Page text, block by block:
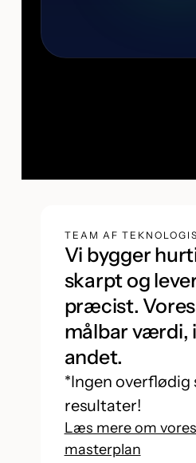
TEAM AF
Vi bygger
skarpt og
præcist.
målbar værdi,
andet.
*Ingen overflødig
resultater!
Læs mere om
masterplan